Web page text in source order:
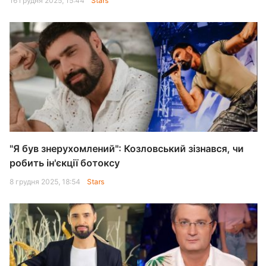
"Я був знерухомлений": Козловський зізнався, чи
робить ін'єкції ботоксу
8 грудня 2025, 18:54 Stars